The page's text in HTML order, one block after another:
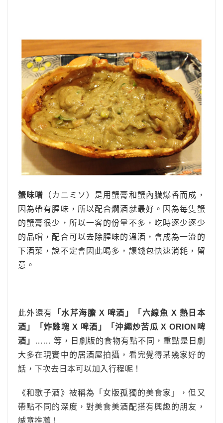
蟹味噌 （カニミソ）是用蟹膏和蟹內臟爆香而成，
因為帶有腥味，所以配合燗酒就最好。因為每隻蟹
的蟹膏很少，所以一客的份量不多，吃時逐少逐少
的品嚐，配合可以去除腥味的溫酒，會成為一流的
下酒菜，說不定會因此喝多，讓錢包快速消耗，留
意。
此外還有
「水芹海膽 X 啤酒」「六線魚 X 熱日本
酒」「炸雞塊 X 啤酒」「沖繩炒苦瓜 X ORION啤
酒」
…… 等，日劇版的食物有點不同，重點是日劇
大多在現實中的居酒屋拍攝，看完覺得某幾家好的
話，下次去日本可以加入行程呢！
《和歌子酒》被稱為「女版孤獨的美食家」，但又
帶點不同的深度，對美食美酒配搭有興趣的朋友，
誠意推薦！